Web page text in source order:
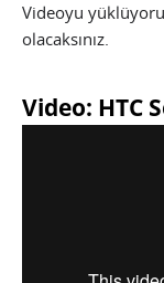
Videoyu
olacaksınız.
Video: HTC